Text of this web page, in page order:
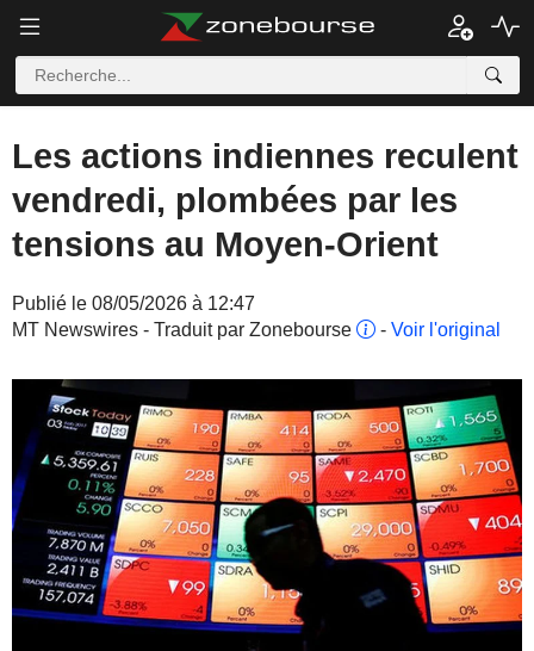
Les actions indiennes reculent
vendredi, plombées par les
tensions au Moyen-Orient
Publié le 08/05/2026 à 12:47
MT Newswires - Traduit par Zonebourse
- Voir l'original